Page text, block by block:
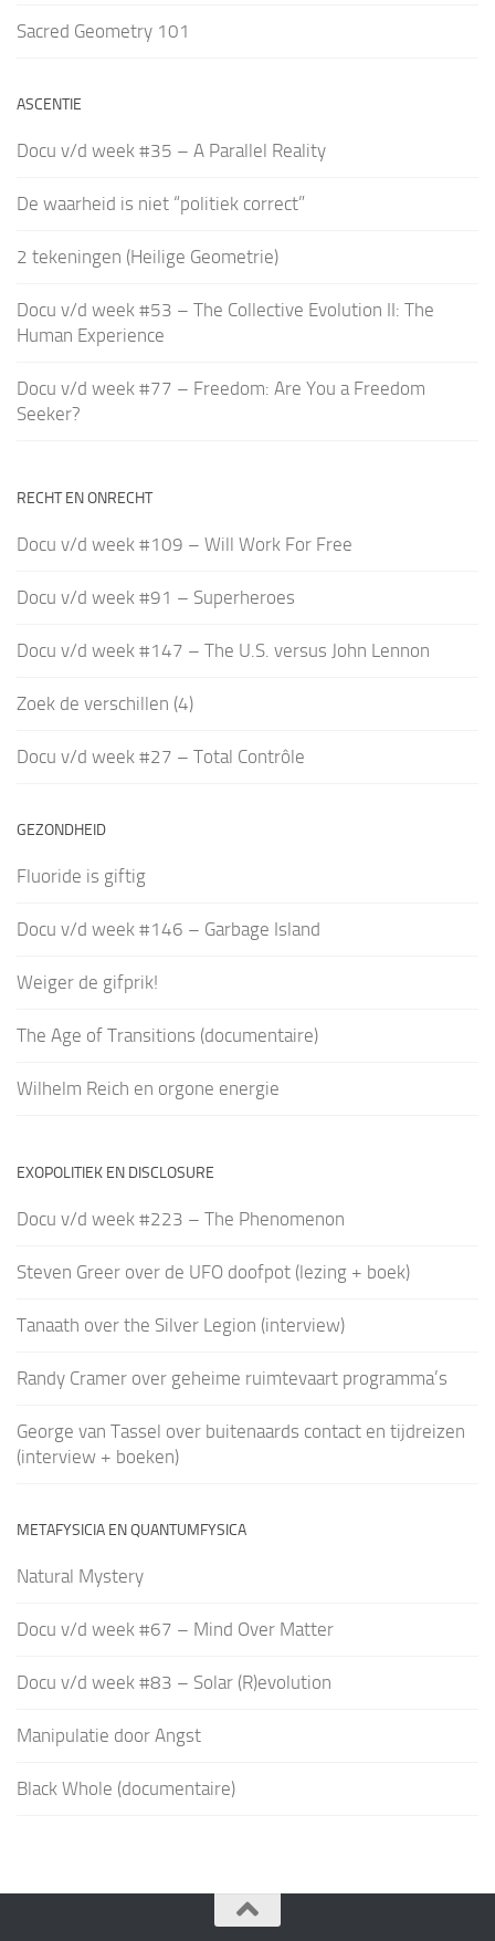
Sacred Geometry 101
ASCENTIE
Docu v/d week #35 – A Parallel Reality
De waarheid is niet “politiek correct”
2 tekeningen (Heilige Geometrie)
Docu v/d week #53 – The Collective Evolution II: The
Human Experience
Docu v/d week #77 – Freedom: Are You a Freedom
Seeker?
RECHT EN ONRECHT
Docu v/d week #109 – Will Work For Free
Docu v/d week #91 – Superheroes
Docu v/d week #147 – The U.S. versus John Lennon
Zoek de verschillen (4)
Docu v/d week #27 – Total Contrôle
GEZONDHEID
Fluoride is giftig
Docu v/d week #146 – Garbage Island
Weiger de gifprik!
The Age of Transitions (documentaire)
Wilhelm Reich en orgone energie
EXOPOLITIEK EN DISCLOSURE
Docu v/d week #223 – The Phenomenon
Steven Greer over de UFO doofpot (lezing + boek)
Tanaath over the Silver Legion (interview)
Randy Cramer over geheime ruimtevaart programma’s
George van Tassel over buitenaards contact en tijdreizen
(interview + boeken)
METAFYSICIA EN QUANTUMFYSICA
Natural Mystery
Docu v/d week #67 – Mind Over Matter
Docu v/d week #83 – Solar (R)evolution
Manipulatie door Angst
Black Whole (documentaire)